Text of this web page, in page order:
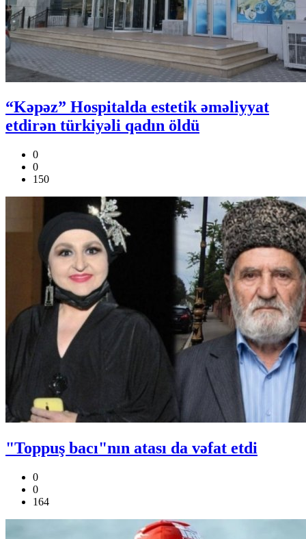
“Kəpəz” Hospitalda estetik əməliyyat
etdirən türkiyəli qadın öldü
0
0
150
"Toppuş bacı"nın atası da vəfat etdi
0
0
164